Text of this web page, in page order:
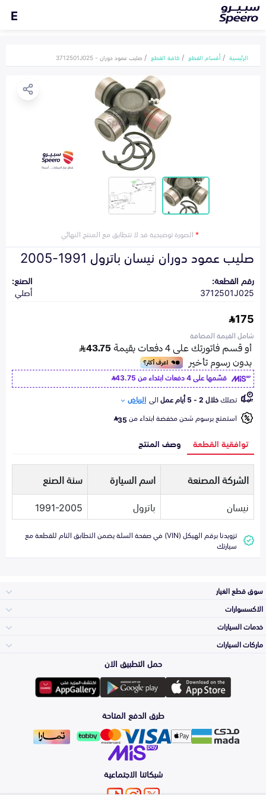
E
الرئيسية أقسام القطع كافة القطع صليب عمود دوران - 3712501J025
*الصورة توضيحية قد لا تتطابق مع المنتج النهائي
صليب عمود دوران نيسان باترول 1991-2005
رقم القطعة:
3712501J025
الصنع:
أصلي
175
شامل القيمة المضافة
قسّمها على 4 دفعات ابتداء من
43.75
تصلكخلال 2 - 5 أيام عمل الى الرياض
استمتع برسوم شحن مخفضة ابتداء من35
توافقية القطعة وصف المنتج
الشركة المصنعة اسم السيارة
سنة الصنع
نيسان
باترول 1991-2005
تزويدنا برقم الهيكل (VIN) في صفحة السلة يضمن التطابق التام للقطعة مع
سيارتك
سوق قطع الغيار
المكائن، القيرات
وملحقاتها
الشمعات
والاصطبات (الاضاءة)
الفرامل والأقمشة
الاكسسوارات
لوازم الرحلات
اكسسوارات العناية
الزيوت و السوائل
خدمات السيارات
الأكثر مبيعاً
التلميع والعناية
ماركات السيارات
تويوتا
هيونداي
كيا
حمل التطبيق الان
طرق الدفع المتاحة
شبكاتنا الاجتماعية